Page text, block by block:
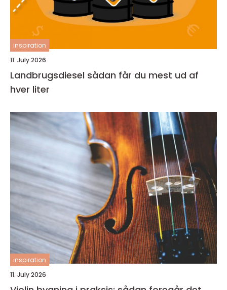
inspiration
11. July 2026
Landbrugsdiesel sådan får du mest ud af
hver liter
inspiration
11. July 2026